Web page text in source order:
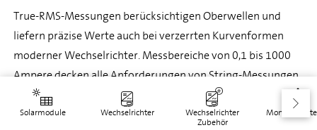
Solarmodule Wechselrichter
Wechselrichter
Zubehör
True-RMS-Messungen berücksichtigen Oberwellen und
liefern präzise Werte auch bei verzerrten Kurvenformen
moderner Wechselrichter. Messbereiche von 0,1 bis 1000
Ampere decken alle Anforderungen von String-Messungen
bis Haupteinspeisungen ab. Die Genauigkeit von 2 Prozent
erfüllt dabei Anforderungen für Abnahmemessungen und